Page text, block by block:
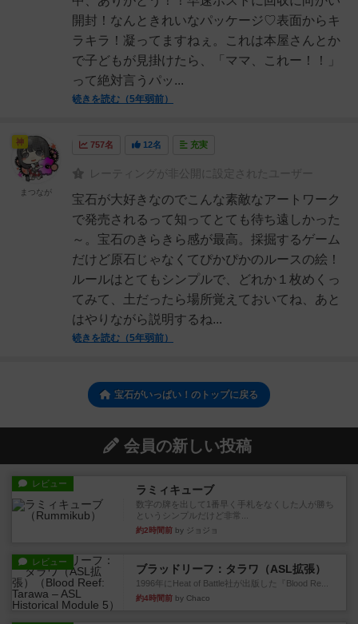
開封！なんときれいなパッケージ♡表面からキ
ラキラ！凝ってますねぇ。これは本屋さんとか
で子どもが見掛けたら、「ママ、これー！！」
って絶対言うパッ...
続きを読む（5年弱前）
757名 12名 充実
レーティングが非公開に設定されたユーザー
宝石が大好きなのでこんな素敵なアートワーク
で発売されるって知ってとても待ち遠しかった
～。宝石のきらきら感が最高。採掘するゲーム
だけど原石じゃなくてぴかぴかのルースの絵！
ルールはとてもシンプルで、どれか１枚めくっ
てみて、土だったら場所覚えておいてね、あと
はやりながら説明するね...
続きを読む（5年弱前）
神
まつなが
宝石がいっぱい！のトップに戻る
会員の新しい投稿
レビュー ラミィキューブ
数字の牌を出して1番早く手札をなくした人が勝ち
というシンプルだけど非常...
約2時間前 by ジョジョ
レビュー
ブラッドリーフ：タラワ（ASL拡張）
1996年にHeat of Battle社が出版した『Blood Re...
約4時間前 by Chaco